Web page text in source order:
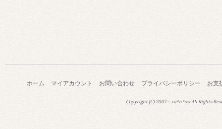
ホーム マイアカウント お問い合わせ プライバシーポリシー お支
Copyright (C) 2007～ ca*n*ow All Rights